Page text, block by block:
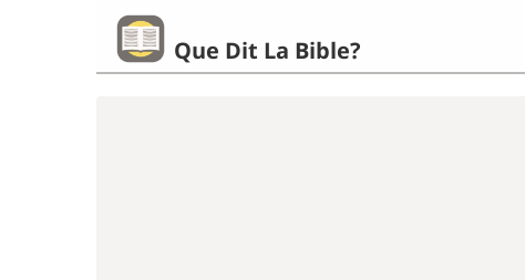
Que Dit La Bible?